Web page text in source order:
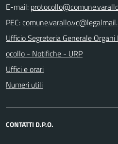
E-mail:
PEC:
Ufficio Segreteria Generale
ocollo - Notifiche - URP
Uffici e orari
Numeri utili
CONTATTI D.P.O.